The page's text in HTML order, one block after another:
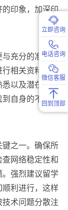
的印象，加深印
与充分的准备密
行相关资料的准
悉以及潜在问题
到自身的不足之
键之一。确保所
网络稳定性和
强烈建议留学
顺利进行，这样
术问题分散注
立即咨询
电话咨询
微信客服
回到顶部